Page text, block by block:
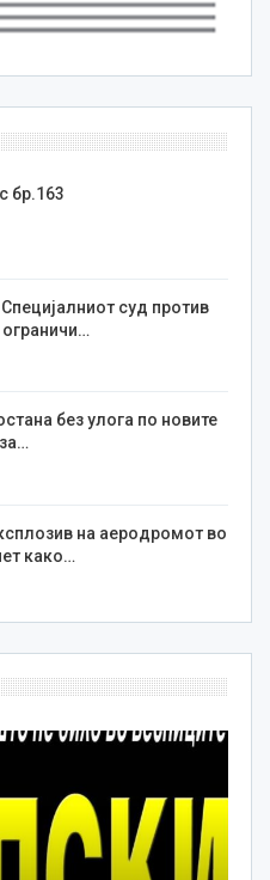
бр.163
суд против
ограничи…
без улога по новите
на аеродромот во
како…